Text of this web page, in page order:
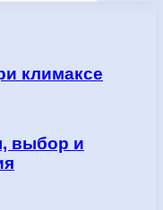
климаксе
выбор и